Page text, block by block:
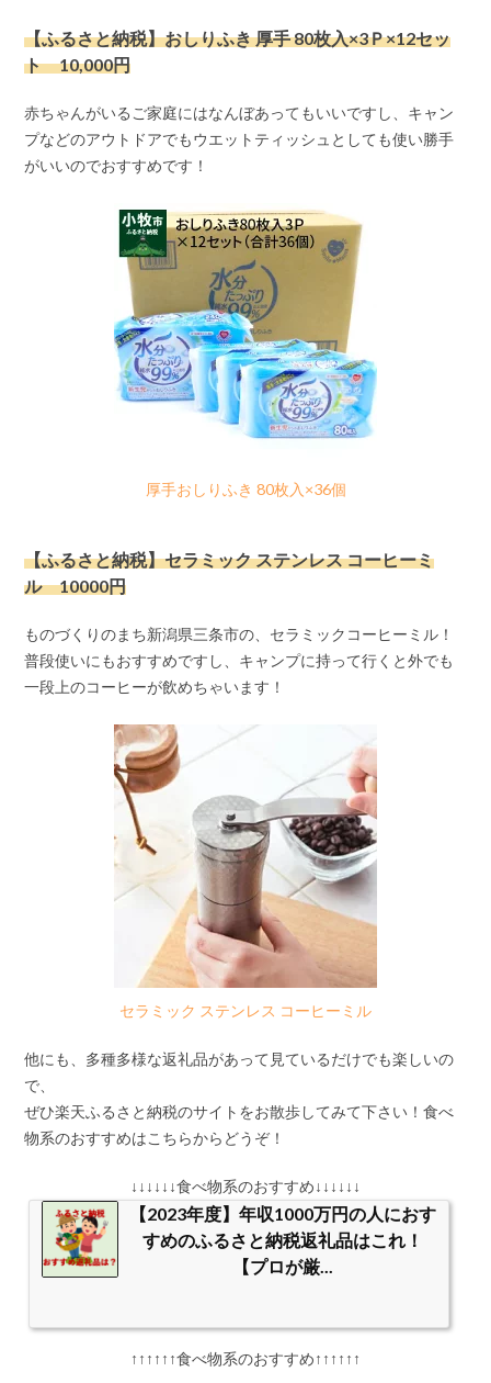
【ふるさと納税】おしりふき 厚手 80枚入×3Ｐ×12セッ
ト 10,000円
赤ちゃんがいるご家庭にはなんぼあってもいいですし、キャン
プなどのアウトドアでもウエットティッシュとしても使い勝手
がいいのでおすすめです！
厚手おしりふき 80枚入×36個
【ふるさと納税】セラミック ステンレス コーヒーミ
ル 10000円
ものづくりのまち新潟県三条市の、セラミックコーヒーミル！
普段使いにもおすすめですし、キャンプに持って行くと外でも
一段上のコーヒーが飲めちゃいます！
セラミック ステンレス コーヒーミル
他にも、多種多様な返礼品があって見ているだけでも楽しいの
で、
ぜひ楽天ふるさと納税のサイトをお散歩してみて下さい！食べ
物系のおすすめはこちらからどうぞ！
↓↓↓↓↓↓食べ物系のおすすめ↓↓↓↓↓↓
【2023年度】年収1000万円の人におす
すめのふるさと納税返礼品はこれ！
【プロが厳...
↑↑↑↑↑↑食べ物系のおすすめ↑↑↑↑↑↑